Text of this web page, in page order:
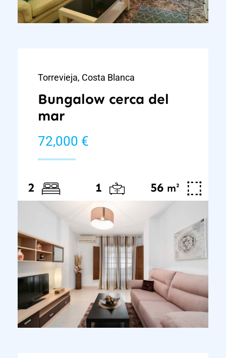
Torrevieja, Costa Blanca
Bungalow cerca del
mar
72,000 €
2 1 56 m²